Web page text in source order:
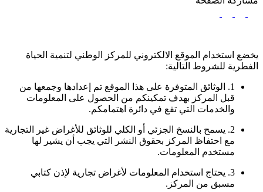
يخضع استخدام الموقع الالكتروني للمركز الوطني لتنمية الحياة
الفطرية للشروط التالية:
1. الوثائق المتوفرة على هذا الموقع تم إعدادها وجمعها من
قبل المركز بهدف تمكينكم من الحصول على المعلومات
والخدمات التي تقع في دائرة اهتمامكم.
2. يسمح بالنسخ الجزئي أو الكلي للوثائق للأغراض غير التجارية
مع احتفاظ المركز بحقوق النشر التي يجب أن يشير لها
مستخدم المعلومات.
3. يحتاج استخدام المعلومات لأغراض تجارية لإذن كتابي
مسبق من المركز.